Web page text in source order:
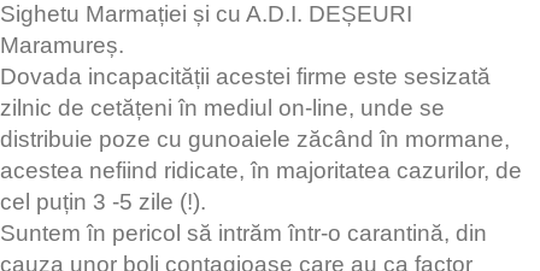
Sighetu Marmației și cu A.D.I. DEȘEURI
Maramureș.
Dovada incapacității acestei firme este sesizată
zilnic de cetățeni în mediul on-line, unde se
distribuie poze cu gunoaiele zăcând în mormane,
acestea nefiind ridicate, în majoritatea cazurilor, de
cel puțin 3 -5 zile (!).
Suntem în pericol să intrăm într-o carantină, din
cauza unor boli contagioase care au ca factor